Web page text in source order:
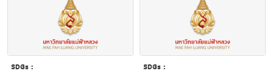
SDGs : SDGs :